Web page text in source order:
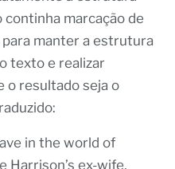
marcação de
manter a estrutura
texto e realizar
o resultado seja o
in the world of
Harrison’s ex-wife,